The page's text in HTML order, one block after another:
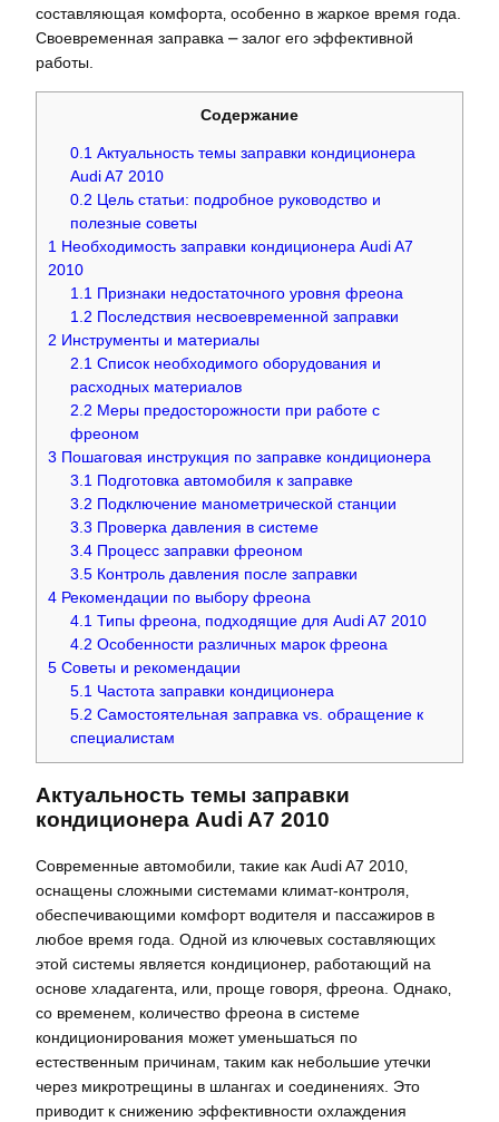
составляющая комфорта‚ особенно в жаркое время года.
Своевременная заправка ⎼ залог его эффективной
работы.
Содержание
0.1 Актуальность темы заправки кондиционера
Audi A7 2010
0.2 Цель статьи: подробное руководство и
полезные советы
1 Необходимость заправки кондиционера Audi A7
2010
1.1 Признаки недостаточного уровня фреона
1.2 Последствия несвоевременной заправки
2 Инструменты и материалы
2.1 Список необходимого оборудования и
расходных материалов
2.2 Меры предосторожности при работе с
фреоном
3 Пошаговая инструкция по заправке кондиционера
3.1 Подготовка автомобиля к заправке
3.2 Подключение манометрической станции
3.3 Проверка давления в системе
3.4 Процесс заправки фреоном
3.5 Контроль давления после заправки
4 Рекомендации по выбору фреона
4.1 Типы фреона‚ подходящие для Audi A7 2010
4.2 Особенности различных марок фреона
5 Советы и рекомендации
5.1 Частота заправки кондиционера
5.2 Самостоятельная заправка vs. обращение к
специалистам
Актуальность темы заправки
кондиционера Audi A7 2010
Современные автомобили‚ такие как Audi A7 2010‚
оснащены сложными системами климат-контроля‚
обеспечивающими комфорт водителя и пассажиров в
любое время года. Одной из ключевых составляющих
этой системы является кондиционер‚ работающий на
основе хладагента‚ или‚ проще говоря‚ фреона. Однако‚
со временем‚ количество фреона в системе
кондиционирования может уменьшаться по
естественным причинам‚ таким как небольшие утечки
через микротрещины в шлангах и соединениях. Это
приводит к снижению эффективности охлаждения